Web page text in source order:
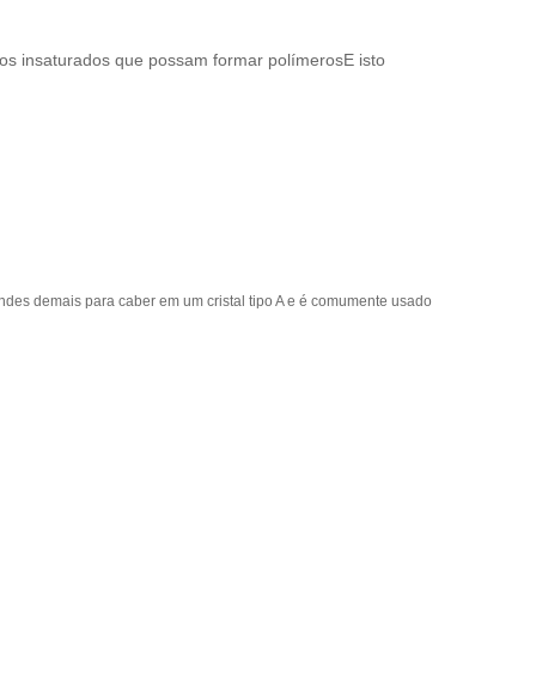
insaturados que possam formar polímerosE isto
demais para caber em um cristal tipo A e é comumente usado